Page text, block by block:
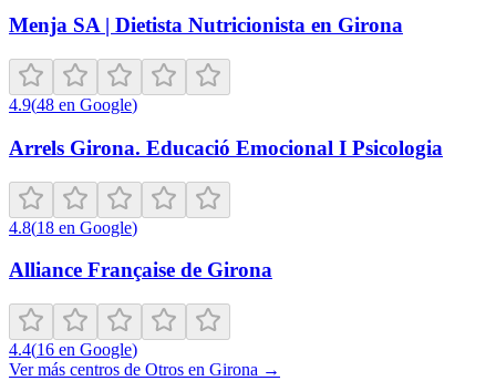
Menja SA | Dietista Nutricionista en Girona
4.9(48 en Google)
Arrels Girona. Educació Emocional I Psicologia
4.8(18 en Google)
Alliance Française de Girona
4.4(16 en Google)
Ver más centros de Otros en Girona →